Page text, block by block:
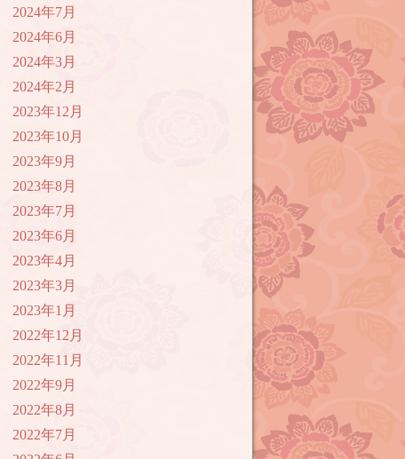
2024年7月
2024年6月
2024年3月
2024年2月
2023年12月
2023年10月
2023年9月
2023年8月
2023年7月
2023年6月
2023年4月
2023年3月
2023年1月
2022年12月
2022年11月
2022年9月
2022年8月
2022年7月